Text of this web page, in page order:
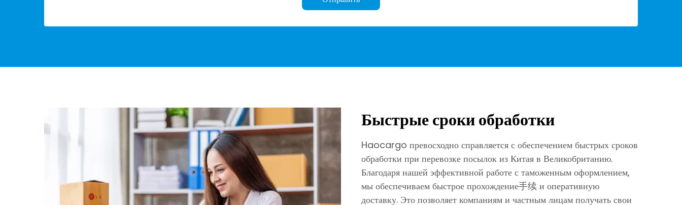
Быстрые сроки обработки
Haocargo превосходно справляется с обеспечением быстрых сроков
обработки при перевозке посылок из Китая в Великобританию.
Благодаря нашей эффективной работе с таможенным оформлением,
мы обеспечиваем быстрое прохождение手续 и оперативную
доставку. Это позволяет компаниям и частным лицам получать свои